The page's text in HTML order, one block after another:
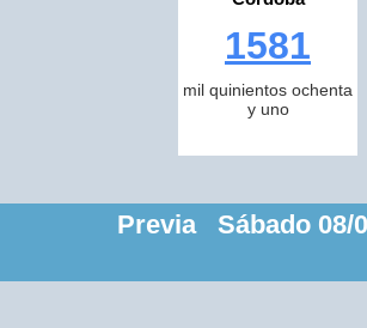
1581
mil quinientos ochenta
y uno
Previa Sábado 08/